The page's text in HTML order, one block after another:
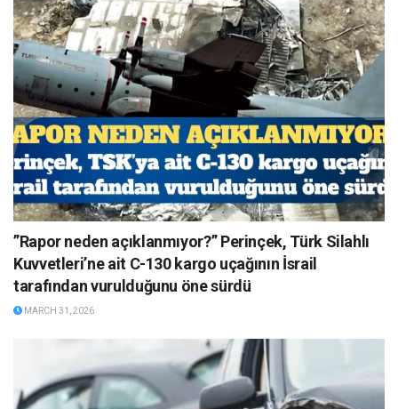
”Rapor neden açıklanmıyor?” Perinçek, Türk Silahlı
Kuvvetleri’ne ait C-130 kargo uçağının İsrail
tarafından vurulduğunu öne sürdü
MARCH 31, 2026